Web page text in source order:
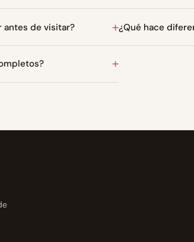
antes de visitar? ¿Qué hace